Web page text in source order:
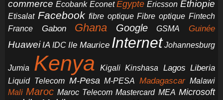
commerce Ecobank Econet Egypte Ericsson Ethiopie
Etisalat Facebook fibre optique Fibre optique Fintech
France
Gabon Ghana Google GSMA Guinée
Huawei IA IDC Ile Maurice Internet Johannesburg
Jumia Kenya Kigali Kinshasa Lagos Liberia
Liquid Telecom M-Pesa M-PESA Madagascar Malawi
Mali Maroc Maroc Telecom Mastercard MEA Microsoft